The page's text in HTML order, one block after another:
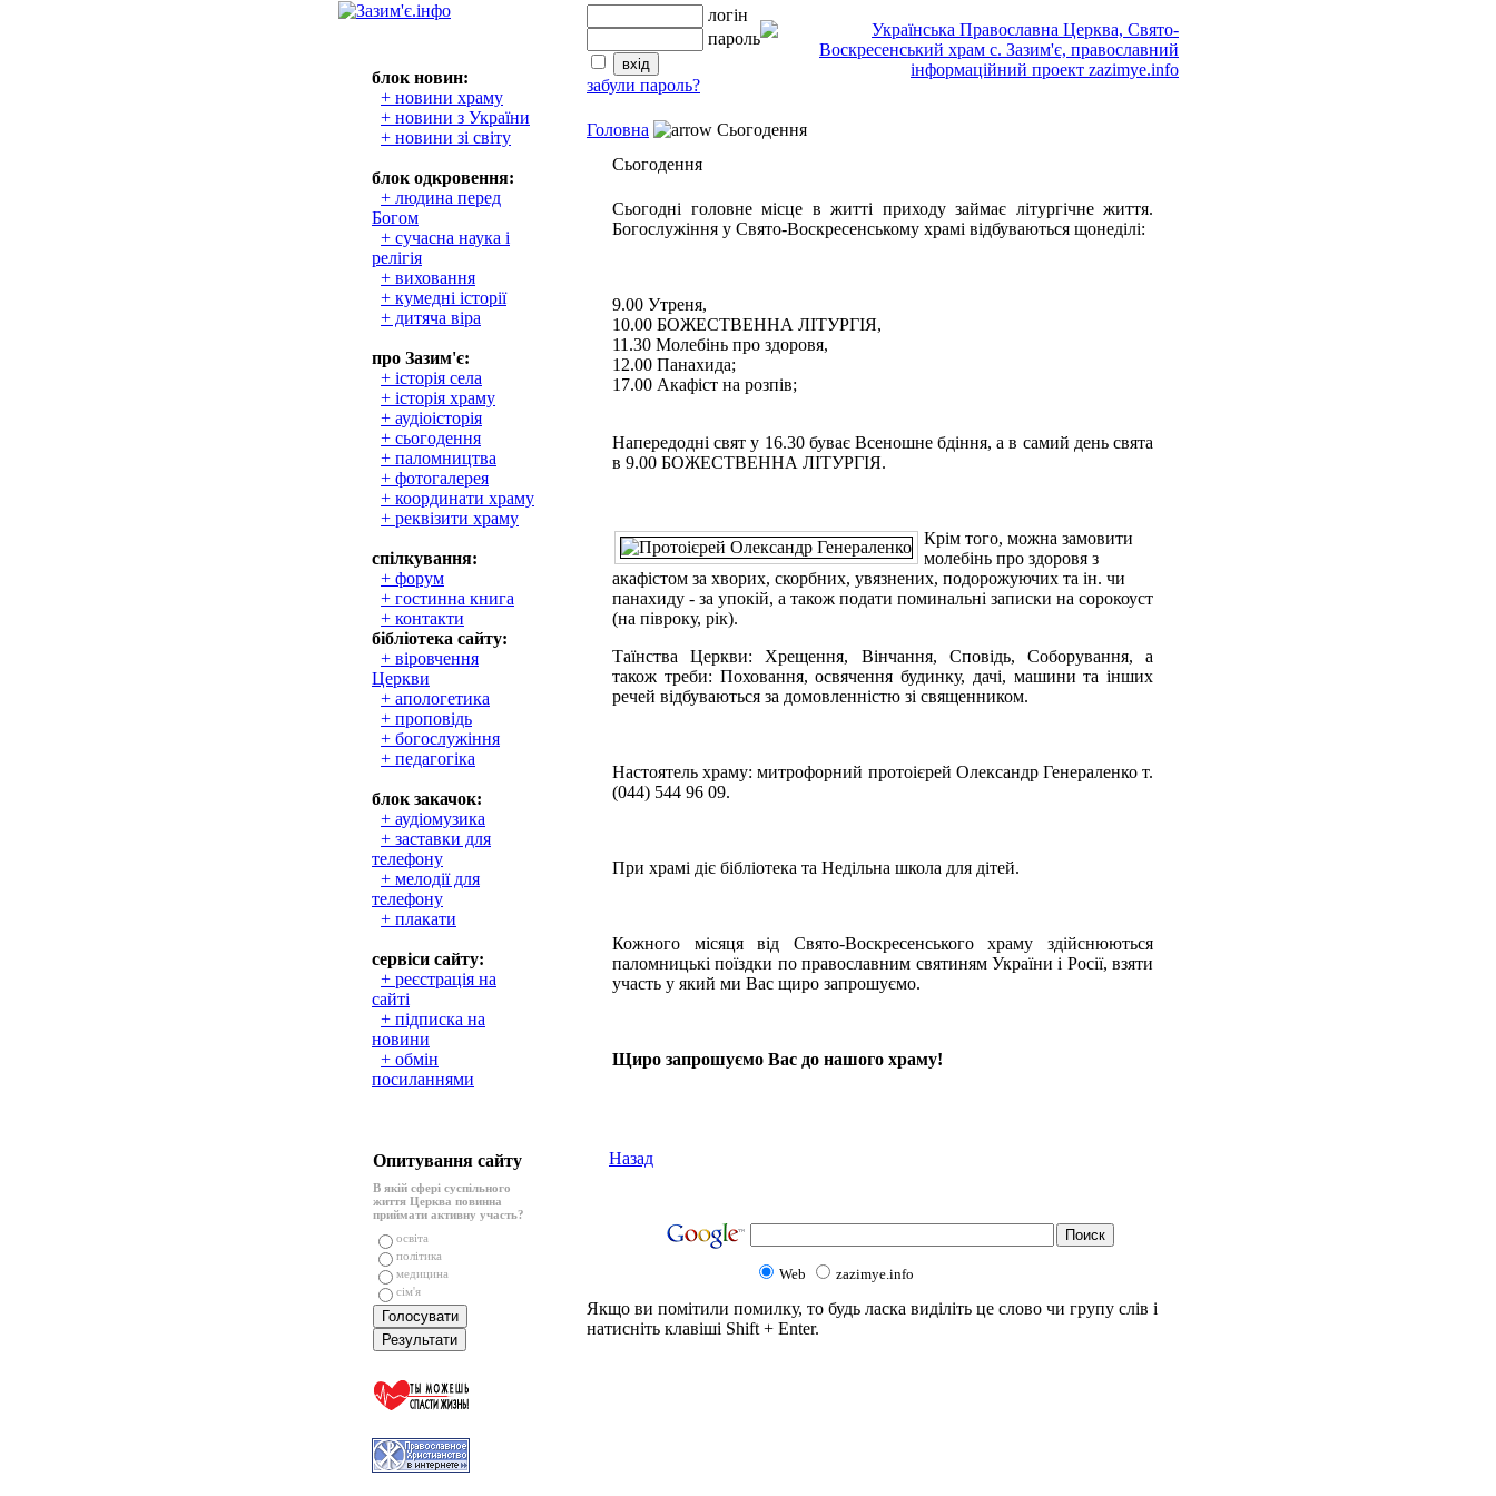
блок новин:
+ новини храму
+ новини з України
+ новини зі світу
блок одкровення:
+ людина перед
Богом
+ сучасна наука і
релігія
+ виховання
+ кумедні історії
+ дитяча віра
про Зазим'є:
+ історія села
+ історія храму
+ аудіоісторія
+ сьогодення
+ паломництва
+ фотогалерея
+ координати храму
+ реквізити храму
спілкування:
+ форум
+ гостинна книга
+ контакти
бібліотека сайту:
+ віровчення
Церкви
+ апологетика
+ проповідь
+ богослужіння
+ педагогіка
блок закачок:
+ аудіомузика
+ заставки для
телефону
+ мелодії для
телефону
+ плакати
сервіси сайту:
+ реєстрація на
сайті
+ підписка на
новини
+ обмін
посиланнями
Опитування сайту
В якій сфері суспільного
життя Церква повинна
приймати активну участь?
освіта
політика
медицина
сім'я
логін
пароль
забули пароль?
Головна
Сьогодення
Сьогодення
Сьогодні головне місце в житті приходу займає літургічне життя.
Богослужіння у Свято-Воскресенському храмі відбуваються щонеділі:
9.00 Утреня,
10.00 БОЖЕСТВЕННА ЛІТУРГІЯ,
11.30 Молебінь про здоровя,
12.00 Панахида;
17.00 Акафіст на розпів;
Напередодні свят у 16.30 буває Всеношне бдіння, а в самий день свята
в 9.00 БОЖЕСТВЕННА ЛІТУРГІЯ.
Крім того, можна замовити
молебінь про здоровя з
акафістом за хворих, скорбних, увязнених, подорожуючих та ін. чи
панахиду - за упокій, а також подати поминальні записки на сорокоуст
(на півроку, рік).
Таїнства Церкви: Хрещення, Вінчання, Сповідь, Соборування, а
також треби: Поховання, освячення будинку, дачі, машини та інших
речей відбуваються за домовленністю зі священником.
Настоятель храму: митрофорний протоієрей Олександр Генераленко т.
(044) 544 96 09.
При храмі діє бібліотека та Недільна школа для дітей.
Кожного місяця від Свято-Воскресенського храму здійснюються
паломницькі поїздки по православним святиням України і Росії, взяти
участь у який ми Вас щиро запрошуємо.
Щиро запрошуємо Вас до нашого храму!
Назад
Web zazimye.info
Якщо ви помітили помилку, то будь ласка виділіть це слово чи групу слів і
натисніть клавіші Shift + Enter.